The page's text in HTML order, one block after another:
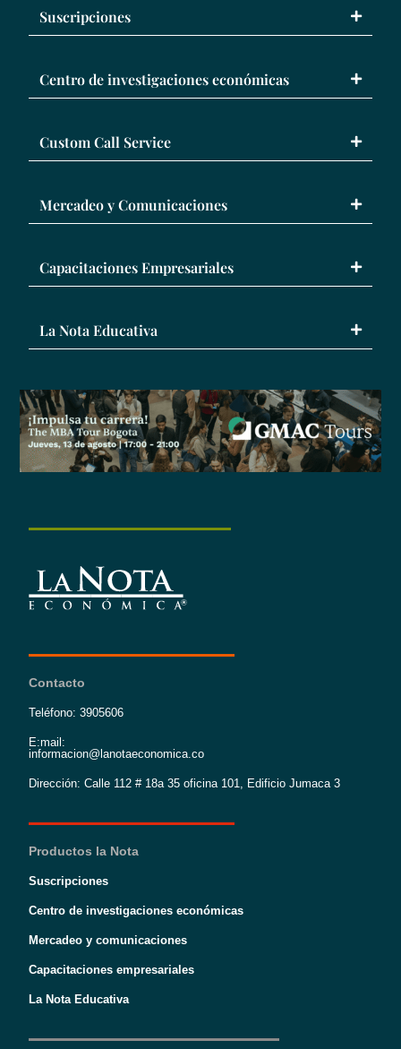
Suscripciones
Centro de investigaciones económicas
Custom Call Service
Mercadeo y Comunicaciones
Capacitaciones Empresariales
La Nota Educativa
Contacto
Teléfono: 3905606
E:mail:
informacion@lanotaeconomica.co
Dirección: Calle 112 # 18a 35 oficina 101, Edificio Jumaca 3
Productos la Nota
Suscripciones
Centro de investigaciones económicas
Mercadeo y comunicaciones
Capacitaciones empresariales
La Nota Educativa